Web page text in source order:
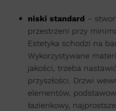
niski standard –
przestrzeni przy
Estetyka schodzi na
Wykorzystywane
jakości, trzeba
przyszłości. Drzwi
elementów,
łazienkowy,